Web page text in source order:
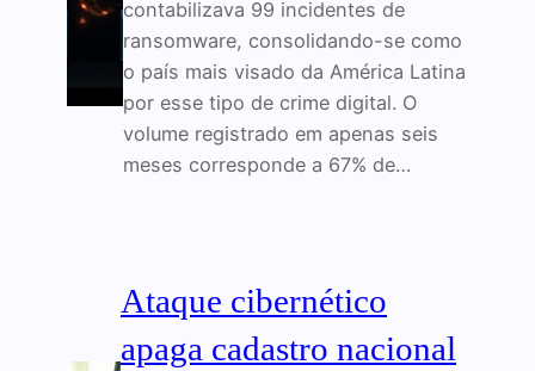
contabilizava 99 incidentes de
ransomware, consolidando-se como
o país mais visado da América Latina
por esse tipo de crime digital. O
volume registrado em apenas seis
meses corresponde a 67% de…
Ataque cibernético
apaga cadastro nacional